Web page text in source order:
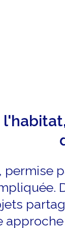
permise